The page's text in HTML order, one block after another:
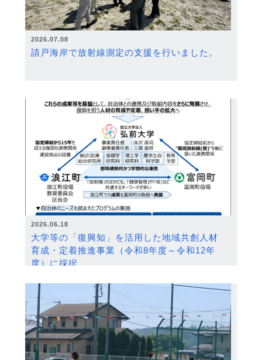
2026.07.08
請戸海岸で放射線測定の支援を行いました。
2026.06.18
大学等の「復興知」を活用した地域共創人材
育成・定着推進事業（令和8年度～令和12年
度）に採択